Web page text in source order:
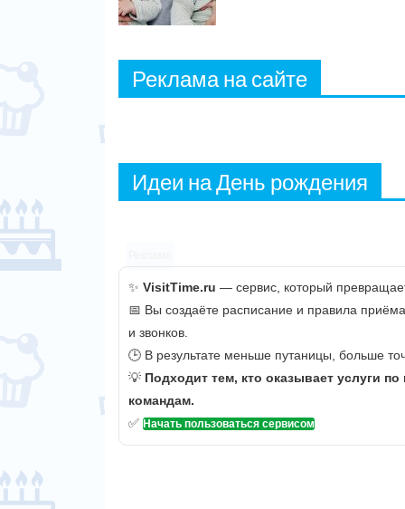
Реклама на сайте
Идеи на День рождения
✨ VisitTime.ru — сервис, который
📅 Вы создаёте расписание и правила
и звонков.
🕒 В результате меньше путаницы, больше
💡 Подходит тем, кто оказывает услуги
командам.
✅ Начать пользоваться сервисом